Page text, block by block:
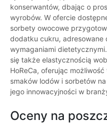
konserwantów, dbając o
wyrobów. W ofercie
sorbety owocowe
dodatku cukru, adresowane
wymaganiami
się także elastycznością
HoReCa, oferując
smaków lodów i sorbetów
jego innowacyjności w
Oceny na